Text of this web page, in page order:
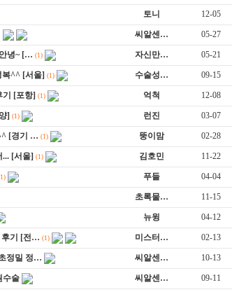
토니 12-05
씨알센… 05-27
녕~ [… (1) 자신만… 05-21
복^^ [서울] (1) 수술성… 09-15
기 [포항] (1) 억척 12-08
] (1) 런진 03-07
[경기 … (1) 뚱이맘 02-28
[서울] (1) 김호민 11-22
푸들 04-04
초록물… 11-15
뉴윙 04-12
후기 [전… (1) 미스터… 02-13
정밀 정… 씨알센… 10-13
수술 씨알센… 09-11